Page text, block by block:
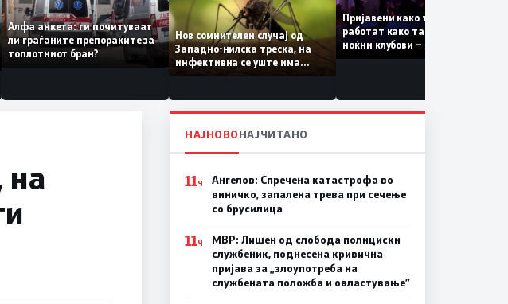
Алфа анкета: ги почитуваат
ли граѓаните препораките за
топлотниот бран?
Нов сомнителен случај од
Западно-нилска треска, на
инфективна се уште има
пациенти во критична
Пријавени како туристки, а
работат како танчерки во
ноќни клубови – полицијата
откри сомнителна шема за
на
НАЈНОВОНАЈЧИТАНО
11Ч
Ангелов: Спречена катастрофа во
виничко, запалена трева при сечење
со брусилица
11Ч
МВР: Лишен од слобода полициски
службеник, поднесена кривична
пријава за „злоупотреба на
службената положба и овластување”